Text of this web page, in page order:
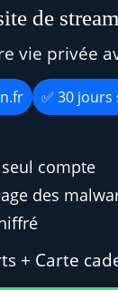
de
vie privée
✅ 30
compte
des
+ Carte